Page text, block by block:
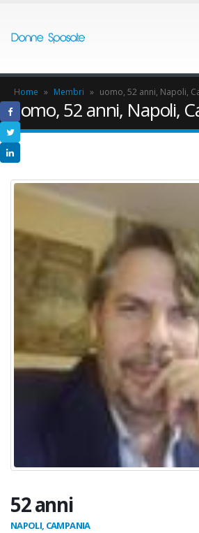
Home » Membri » uomo, 52 anni, Napoli,
uomo, 52 anni, Napoli,
52 anni
NAPOLI, CAMPANIA